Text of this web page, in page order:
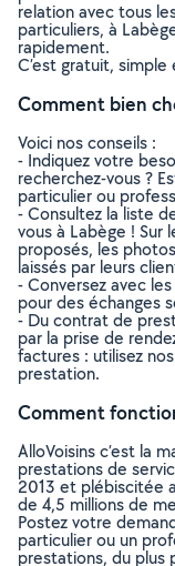
relation avec tous
particuliers, à
rapidement.
C’est gratuit,
Comment bien
Voici nos conseils :
- Indiquez votre
recherchez-vous ?
particulier ou
- Consultez la liste
vous à Labège ! Sur
proposés, les
laissés par leurs
- Conversez avec
pour des échanges
- Du contrat de
par la prise de
factures : utilisez
prestation.
Comment
AlloVoisins c’est la
prestations de
2013 et plébiscitée
de 4,5 millions de
Postez votre
particulier ou un
prestations, du plus